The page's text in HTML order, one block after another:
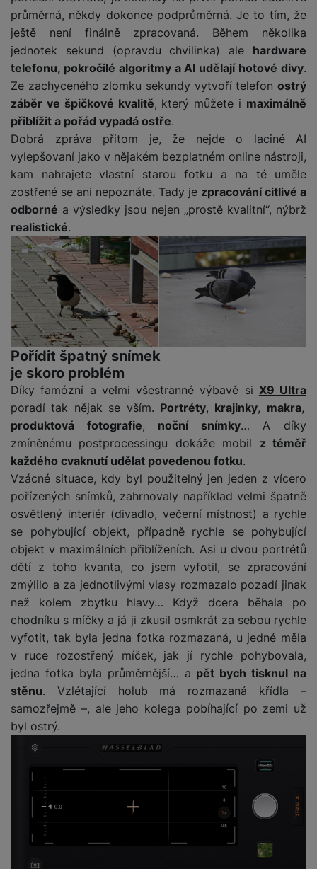
e
k
o
h
d
y
D
ig
it
ál
ní
o
t
o
r
á
m
e
č
k
y
s
o
j
a
y
p
r
o
t
a
b
l
e
t
y
Kl
á
v
e
s
ni
c
e
a
bl
e
t
ů
m
S
M
k
a
y
k
y
R
o
t
e
r
y
l
á
e
s
n
i
c
e
M
ši
a
p
dl
o
ž
k
o
d
m
y
š
T
r
a
c
k
d
v
y
l
e
s
k
y
F
o
t
o
o
u
d
a
a
b
t
o
h
S
n
e
č
n
c
n
y
F
il
j
e
k
y
N
a
b
íj
e
k
y
o
a
u
t
a
B
e
d
r
á
o
v
é
n
íj
e
č
k
y
N
a
bí
je
č
k
h
F
M
o
bi
le
O
tf
it
t
e
rs
P
ř
í
s
l
u
š
s
t
v
í
p
r
o
e
P
ří
u
e
b
e
y
a
u
š
i
č
k
y
V
y
s
a
a
č
e
n
s
t
ří
sl
u
š
e
n
ví
p
r
o
m
o
bi
ln
í
t
el
e
o
n
P
ří
s
l
š
e
n
s
t
v
í
průměrná, někdy dokonce podprůměrná. Je to tím, že
ještě není finálně zpracovaná. Během několika
jednotek sekund (opravdu chvilinka) ale hardware
telefonu, pokročilé algoritmy a AI udělají hotové divy.
Ze zachyceného zlomku sekundy vytvoří telefon ostrý
záběr ve špičkové kvalitě, který můžete i maximálně
přiblížit a pořád vypadá ostře.
Dobrá zpráva přitom je, že nejde o laciné AI
vylepšovaní jako v nějakém bezplatném online nástroji,
kam nahrajete vlastní starou fotku a na té uměle
zostřené se ani nepoznáte. Tady je zpracování citlivé a
odborné a výsledky jsou nejen „prostě kvalitní“, nýbrž
realistické.
Pořídit špatný snímek
je skoro problém
Díky famózní a velmi všestranné výbavě si X9 Ultra
poradí tak nějak se vším. Portréty, krajinky, makra,
produktová fotografie, noční snímky… A díky
zmíněnému postprocessingu dokáže mobil z téměř
každého cvaknutí udělat povedenou fotku.
Vzácné situace, kdy byl použitelný jen jeden z vícero
pořízených snímků, zahrnovaly například velmi špatně
osvětlený interiér (divadlo, večerní místnost) a rychle
se pohybující objekt, případně rychle se pohybující
objekt v maximálních přiblíženích. Asi u dvou portrétů
dětí z toho kvanta, co jsem vyfotil, se zpracování
zmýlilo a za jednotlivými vlasy rozmazalo pozadí jinak
než kolem zbytku hlavy… Když dcera běhala po
chodníku s míčky a já ji zkusil osmkrát za sebou rychle
vyfotit, tak byla jedna fotka rozmazaná, u jedné měla
v ruce rozostřený míček, jak jí rychle pohybovala,
jedna fotka byla průměrnější… a pět bych tisknul na
stěnu. Vzlétající holub má rozmazaná křídla –
samozřejmě –, ale jeho kolega pobíhající po zemi už
byl ostrý.